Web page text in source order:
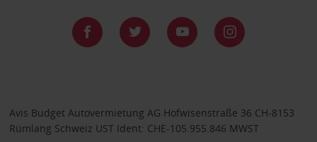
Avis Budget Autovermietung AG Hofwisenstraße 36 CH-8153
Rümlang Schweiz UST Ident: CHE-105.955.846 MWST